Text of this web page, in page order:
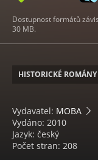
Dostupnost formátů
30 MB.
HISTORICKÉ ROMÁNY
Vydavatel: MOBA
Vydáno: 2010
Jazyk: český
Počet stran: 208